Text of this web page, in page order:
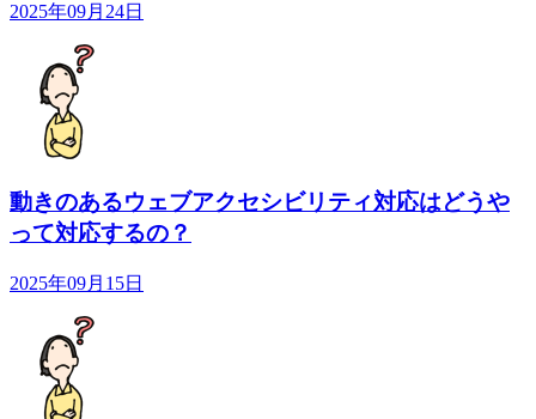
2025年09月24日
動きのあるウェブアクセシビリティ対応はどうや
って対応するの？
2025年09月15日